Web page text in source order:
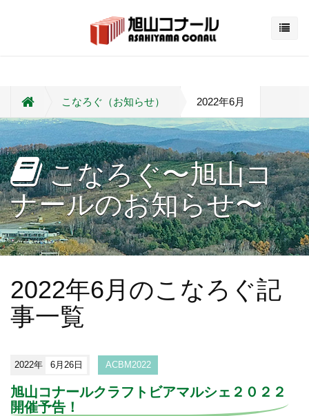
こなろぐ（お知らせ） 2022年6月
こなろぐ〜旭山コ
ナールのお知らせ〜
2022年6月のこなろぐ記
事一覧
2022年 6月26日 ACBM2022
旭山コナールクラフトビアマルシェ２０２２
開催予告！